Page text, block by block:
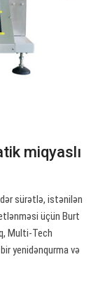
miqyaslı
sürətlə, istənilən
üçün Burt
Multi-Tech
yenidənqurma və